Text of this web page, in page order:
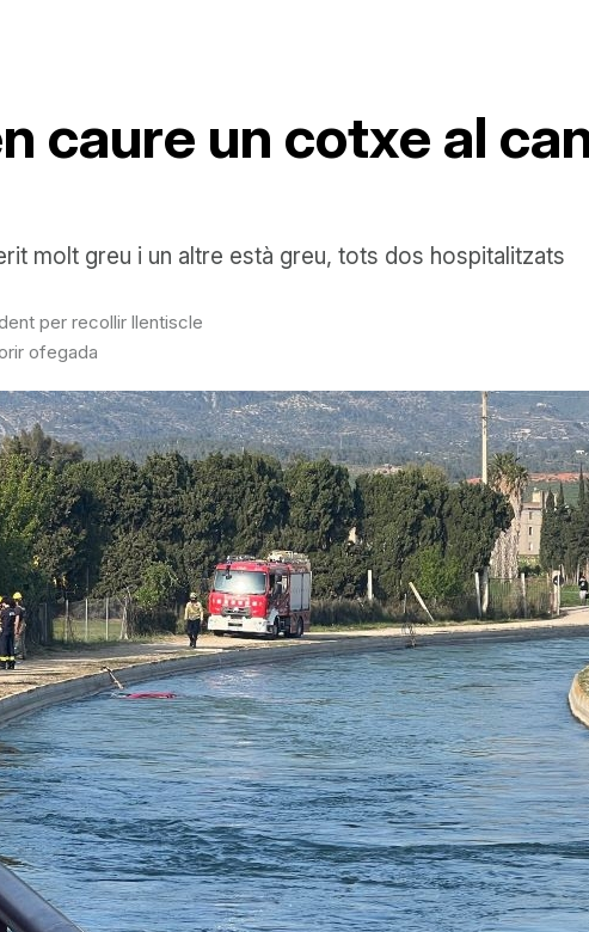
caure un cotxe al
molt greu i un altre està greu, tots dos hospitalitzats
per recollir llentiscle
ofegada